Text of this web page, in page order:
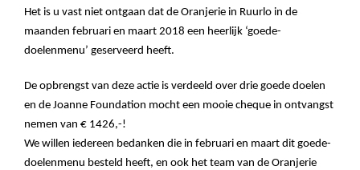
Nieuws
Sponsoring
Over ons
Het is u vast niet ontgaan dat de Oranjerie in Ruurlo in de
maanden februari en maart 2018 een heerlijk ‘goede-
doelenmenu’ geserveerd heeft.
De opbrengst van deze actie is verdeeld over drie goede doelen
en de Joanne Foundation mocht een mooie cheque in ontvangst
nemen van € 1426,-!
We willen iedereen bedanken die in februari en maart dit goede-
doelenmenu besteld heeft, en ook het team van de Oranjerie